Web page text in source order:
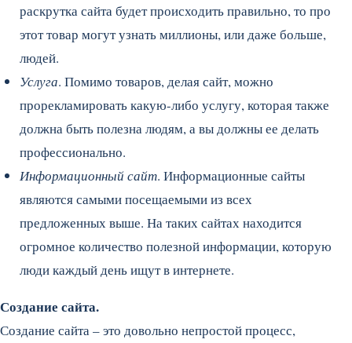
раскрутка сайта будет происходить правильно, то про
этот товар могут узнать миллионы, или даже больше,
людей.
Услуга. Помимо товаров, делая сайт, можно
прорекламировать какую-либо услугу, которая также
должна быть полезна людям, а вы должны ее делать
профессионально.
Информационный сайт. Информационные сайты
являются самыми посещаемыми из всех
предложенных выше. На таких сайтах находится
огромное количество полезной информации, которую
люди каждый день ищут в интернете.
Создание сайта.
Создание сайта – это довольно непростой процесс,